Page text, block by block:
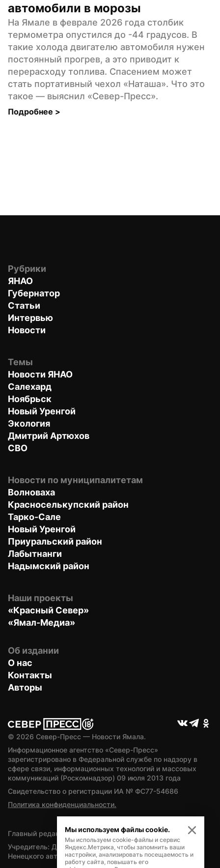
автомобили в морозы
На Ямале в феврале 2026 года столбик
термометра опустился до -44 градусов. В
такие холода двигателю автомобиля нужен
постоянный прогрев, а это приводит к
перерасходу топлива. Спасением может
стать портативный чехол «Наташа». Что это
такое — выяснил «Север-Пресс».
Подробнее >
Рубрики
ЯНАО
Губернатор
Статьи
Интервью
Новости
Темы
Новости ЯНАО
Салехард
Ноябрьск
Новый Уренгой
Экология
Дмитрий Артюхов
СВО
Новости по муниципалитетам
Волноваха
Красноселькупский район
Тарко-Сале
Новый Уренгой
Приуральский район
Лабытнанги
Надымский район
Наши проекты
«Красный Север»
«Ямал-Медиа»
Об издании
О нас
Контакты
Авторы
© 2026 Север-Пресс — Новости Ямала.
Информационное агентство «Север-Пресс»
зарегистрировано в Федеральной службе по надзору в
сфере связи, информационных технологий и массовых
коммуникаций (Роскомнадзор) 09 июля 2013 года
Свидетельство о регистрации ИА № ФС77-54686
Политика конфиденциальности.
Главный редактор — А.Л. Поздеев
Учредитель: Департамент внутренней политики Ямало-
Ненецкого автономного округа
Мы используем файлы cookie.
Мы используем cookie-файлы и сервис
Яндекс.Метрика, чтобы запомнить ваши
настройки, анализировать посещаемость и
работу сайта, повышать его